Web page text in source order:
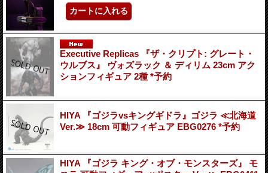
Executive Replicas 『ザ・クリプト: グレート・
ウルブス』 ヴォズラック ＆ ディリム 23cm アク
ションフィギュア 2種 *予約
HIYA 『ゴジラvsキングギドラ』ゴジラ ≪北海道
Ver.≫ 18cm 可動フィギュア EBG0276 *予約
HIYA 『ゴジラ キング・オブ・モンスターズ』 モ